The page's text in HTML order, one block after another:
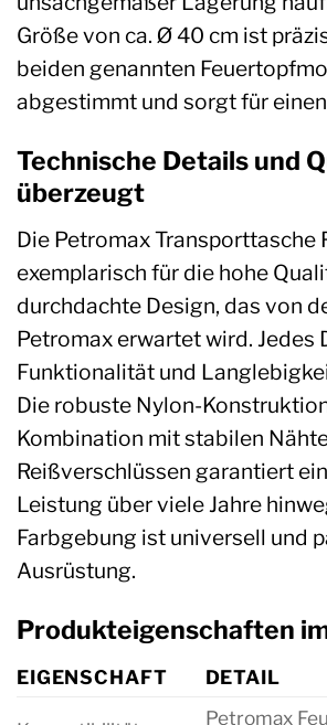
Größe von ca. Ø 40 cm ist
beiden genannten
abgestimmt und sorgt für
Technische Details und
überzeugt
Die Petromax Transporttasche
exemplarisch für die hohe
durchdachte Design, das von
Petromax erwartet wird. Jedes
Funktionalität und
Die robuste Nylon-
Kombination mit stabilen
Reißverschlüssen garantiert
Leistung über viele Jahre
Farbgebung ist universell und
Ausrüstung.
Produkteigenschaften
EIGENSCHAFT DETAIL
Petromax